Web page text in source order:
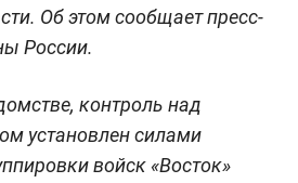
Об этом сообщает пресс-
России.
контроль над
установлен силами
войск «Восток»